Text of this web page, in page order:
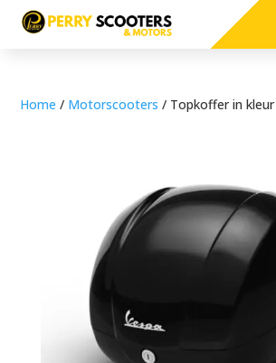
Home / Motorscooters / Topkoffer in kleur